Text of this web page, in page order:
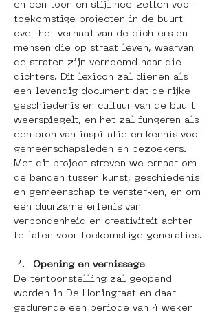
en een toon en stijl neerzetten voor
toekomstige projecten in de buurt
over het verhaal van de dichters en
mensen die op straat leven, waarvan
de straten zijn vernoemd naar die
dichters. Dit lexicon zal dienen als
een levendig document dat de rijke
geschiedenis en cultuur van de buurt
weerspiegelt, en het zal fungeren als
een bron van inspiratie en kennis voor
gemeenschapsleden en bezoekers.
Met dit project streven we ernaar om
de banden tussen kunst, geschiedenis
en gemeenschap te versterken, en om
een duurzame erfenis van
verbondenheid en creativiteit achter
te laten voor toekomstige generaties.
Opening en vernissage
De tentoonstelling zal geopend
worden in De Honingraat en daar
gedurende een periode van 4 weken